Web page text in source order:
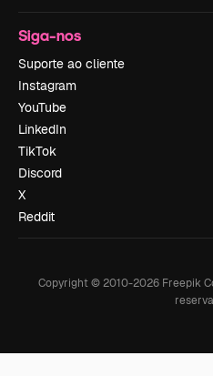
Siga-nos
Suporte ao cliente
Instagram
YouTube
LinkedIn
TikTok
Discord
X
Reddit
Copyright © 2010-2026Freepik